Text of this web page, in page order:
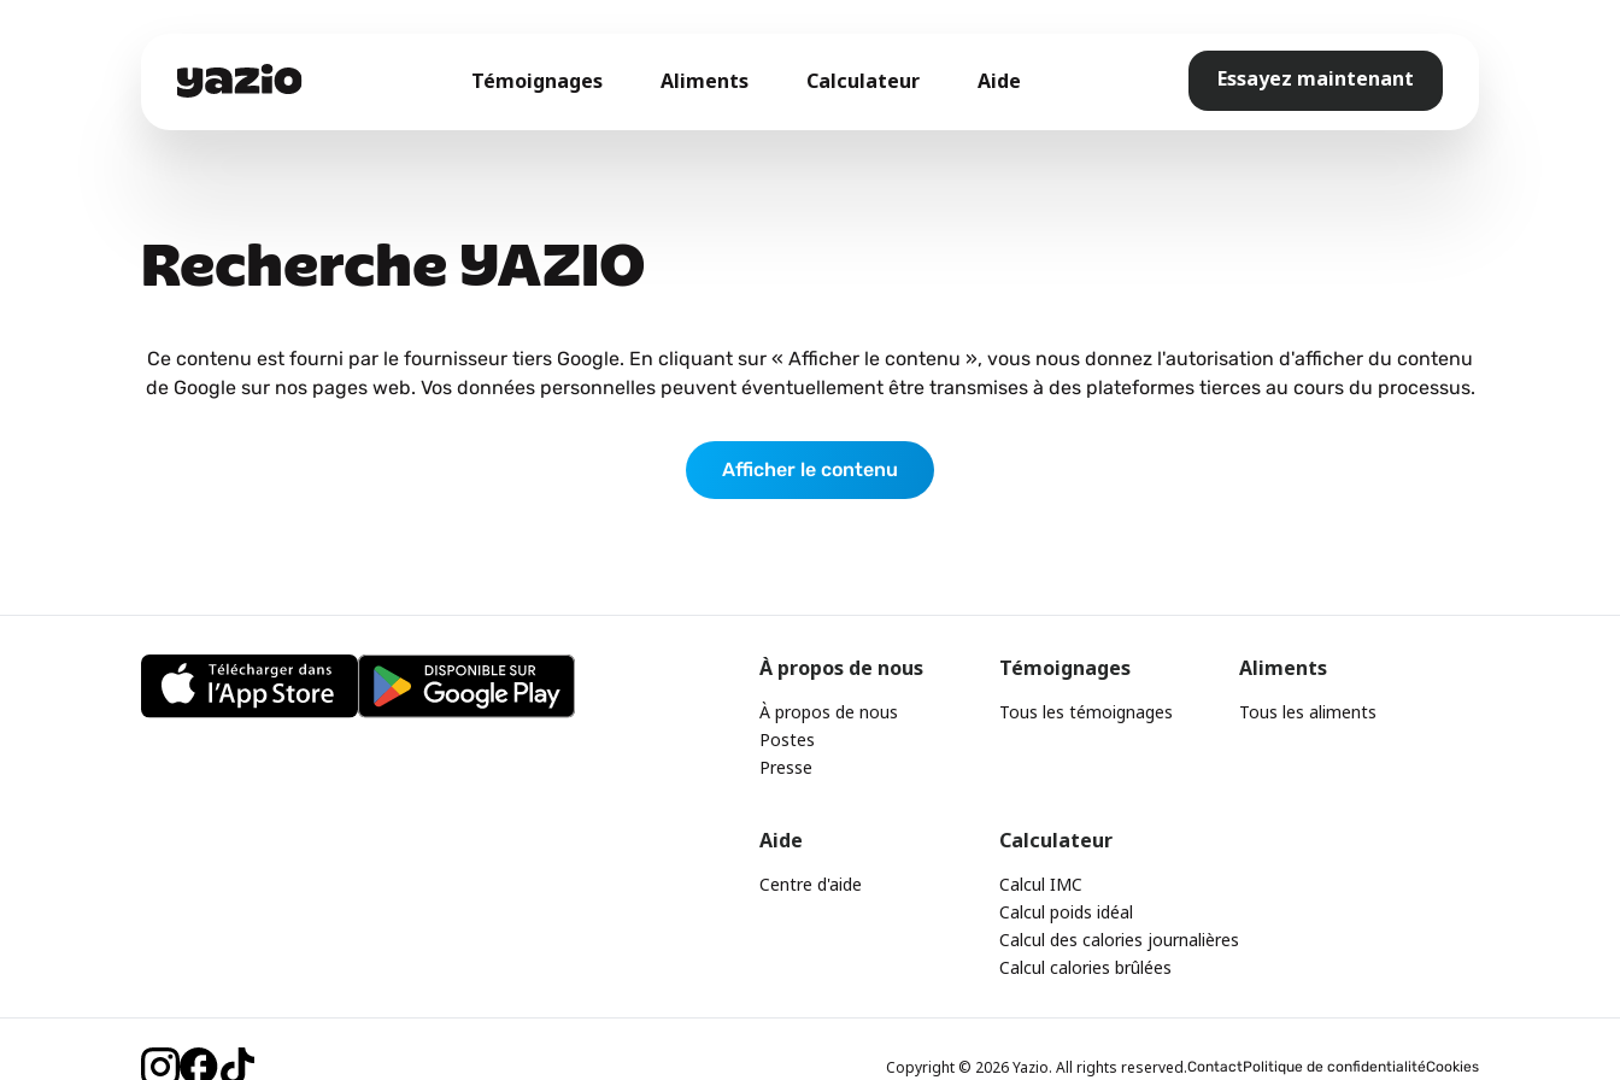
Témoignages Aliments Calculateur Aide Essayez maintenant
Recherche YAZIO
Ce contenu est fourni par le fournisseur tiers Google. En cliquant sur « Afficher le contenu », vous nous donnez l'autorisation d'afficher du contenu
de Google sur nos pages web. Vos données personnelles peuvent éventuellement être transmises à des plateformes tierces au cours du processus.
Afficher le contenu
À propos de nous
À propos de nous
Postes
Presse
Témoignages
Tous les témoignages
Aliments
Tous les aliments
Aide
Centre d'aide
Calculateur
Calcul IMC
Calcul poids idéal
Calcul des calories journalières
Calcul calories brûlées
Copyright © 2026 Yazio. All rights reserved.ContactPolitique de confidentialitéCookies